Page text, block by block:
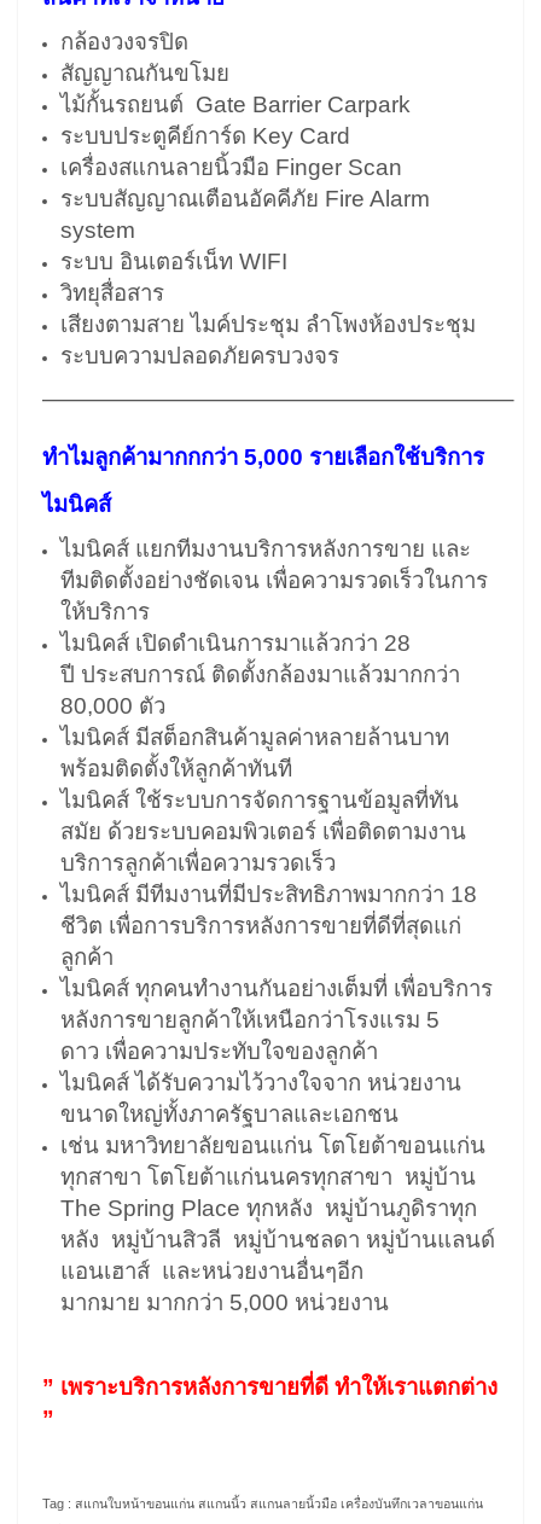
กล้องวงจรปิด
สัญญาณกันขโมย
ไม้กั้นรถยนต์ Gate Barrier Carpark
ระบบประตูคีย์การ์ด Key Card
เครื่องสแกนลายนิ้วมือ Finger Scan
ระบบสัญญาณเตือนอัคคีภัย Fire Alarm
system
ระบบ อินเตอร์เน็ท WIFI
วิทยุสื่อสาร
เสียงตามสาย ไมค์ประชุม ลำโพงห้องประชุม
ระบบความปลอดภัยครบวงจร
————————————————————–
ทำไมลูกค้ามากกกว่า 5,000 รายเลือกใช้บริการ
ไมนิคส์
ไมนิคส์ แยกทีมงานบริการหลังการขาย และ
ทีมติดตั้งอย่างชัดเจน เพื่อความรวดเร็วในการ
ให้บริการ
ไมนิคส์ เปิดดำเนินการมาแล้วกว่า 28
ปี ประสบการณ์ ติดตั้งกล้องมาแล้วมากกว่า
80,000 ตัว
ไมนิคส์ มีสต็อกสินค้ามูลค่าหลายล้านบาท
พร้อมติดตั้งให้ลูกค้าทันที
ไมนิคส์ ใช้ระบบการจัดการฐานข้อมูลที่ทัน
สมัย ด้วยระบบคอมพิวเตอร์ เพื่อติดตามงาน
บริการลูกค้าเพื่อความรวดเร็ว
ไมนิคส์ มีทีมงานที่มีประสิทธิภาพมากกว่า 18
ชีวิต เพื่อการบริการหลังการขายที่ดีที่สุดแก่
ลูกค้า
ไมนิคส์ ทุกคนทำงานกันอย่างเต็มที่ เพื่อบริการ
หลังการขายลูกค้าให้เหนือกว่าโรงแรม 5
ดาว เพื่อความประทับใจของลูกค้า
ไมนิคส์ ได้รับความไว้วางใจจาก หน่วยงาน
ขนาดใหญ่ทั้งภาครัฐบาลและเอกชน
เช่น มหาวิทยาลัยขอนแก่น โตโยต้าขอนแก่น
ทุกสาขา โตโยต้าแก่นนครทุกสาขา หมู่บ้าน
The Spring Place ทุกหลัง หมู่บ้านภูดิราทุก
หลัง หมู่บ้านสิวลี หมู่บ้านชลดา หมู่บ้านแลนด์
แอนเฮาส์ และหน่วยงานอื่นๆอีก
มากมาย มากกว่า 5,000 หน่วยงาน
” เพราะบริการหลังการขายที่ดี ทำให้เราแตกต่าง
”
Tag : สแกนใบหน้าขอนแก่น สแกนนิ้ว สแกนลายนิ้วมือ เครื่องบันทึกเวลาขอนแก่น